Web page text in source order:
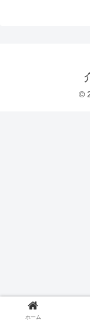
©
ホーム